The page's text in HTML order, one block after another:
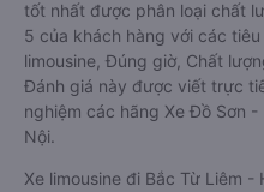
tốt nhất được phân loại chất
5 của khách hàng với các
limousine, Đúng giờ, Chất
Đánh giá này được viết trực
nghiệm các hãng Xe Đồ Sơn
Nội.
Xe limousine đi Bắc Từ Liêm